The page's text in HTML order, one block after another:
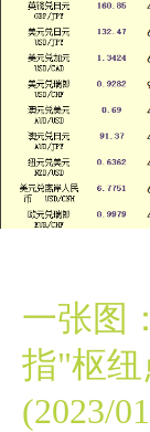
一张图
指"枢
(2023/